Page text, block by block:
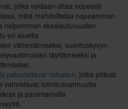
jotka voidaan ottaa nopeasti
mikä mahdollistaa nopeamman
helpomman skaalautuvuuden.
eri alueilla
vähentämiseksi, suorituskyvyn
täyttämiseksi ja
palautettavat ratkaisut , jotka pitävät
vahvistavat toimitusvarmuutta
ja parantamalla